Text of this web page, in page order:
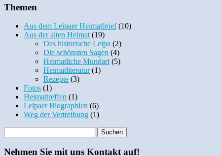
Themen
Aus dem Leipaer Heimatbrief(10)
Aus der alten Heimat(19)
Das historische Leipa (2)
Die schönsten Sagen (4)
Heimatliche Mundart(5)
Heimatliteratur(1)
Rezepte (3)
Fotos (1)
Heimattreffen (1)
Leipaer Biographien (6)
Weg der Vertreibung (1)
Nehmen Sie mit uns Kontakt auf!